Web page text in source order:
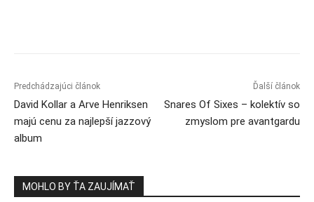
Predchádzajúci článok
David Kollar a Arve Henriksen
majú cenu za najlepší jazzový
album
Ďalší článok
Snares Of Sixes – kolektív so
zmyslom pre avantgardu
MOHLO BY ŤA ZAUJÍMAŤ